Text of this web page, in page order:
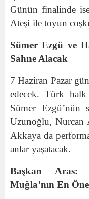
Günün finalinde
Ateşi ile toyun
Sümer Ezgü ve
Sahne Alacak
7 Haziran Pazar
edecek. Türk
Sümer Ezgü’nün
Uzunoğlu, Nurcan
Akkaya da
anlar yaşatacak.
Başkan Aras:
Muğla’nın En